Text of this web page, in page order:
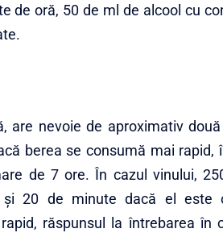
de oră, 50 de ml de alcool cu
are nevoie de aproximativ
berea se consumă mai rapid,
de 7 ore. În cazul vinului,
20 de minute dacă el este
răspunsul la întrebarea în